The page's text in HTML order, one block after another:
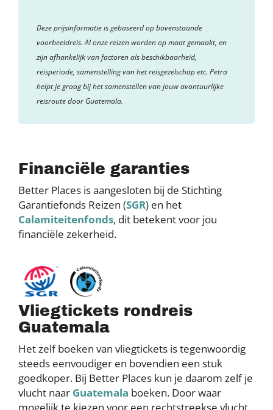
Deze prijsinformatie is gebaseerd op bovenstaande
voorbeeldreis. Al onze reizen worden op maat gemaakt, en
zijn afhankelijk van factoren als beschikbaarheid,
reisperiode, samenstelling van het reisgezelschap etc. Petra
helpt je graag bij het samenstellen van jouw avontuurlijke
reisroute door Guatemala.
Financiële garanties
Better Places is aangesloten bij de Stichting
Garantiefonds Reizen (SGR) en het
Calamiteitenfonds, dit betekent voor jou
financiële zekerheid.
Vliegtickets rondreis
Guatemala
Het zelf boeken van vliegtickets is tegenwoordig
steeds eenvoudiger en bovendien een stuk
goedkoper. Bij Better Places kun je daarom zelf je
vlucht naar Guatemala boeken. Door waar